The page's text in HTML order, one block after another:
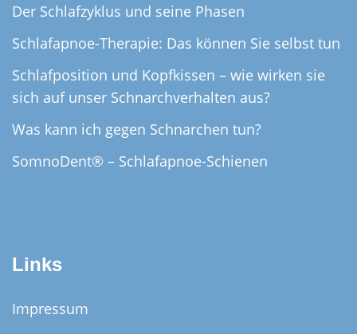
Der Schlafzyklus und seine Phasen
Schlafapnoe-Therapie: Das können Sie selbst tun
Schlafposition und Kopfkissen – wie wirken sie
sich auf unser Schnarchverhalten aus?
Was kann ich gegen Schnarchen tun?
SomnoDent® – Schlafapnoe-Schienen
Links
Impressum